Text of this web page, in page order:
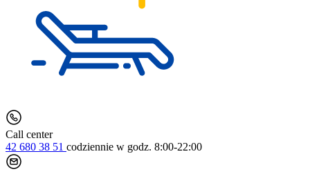
Call center
42 680 38 51 codziennie w godz. 8:00-22:00